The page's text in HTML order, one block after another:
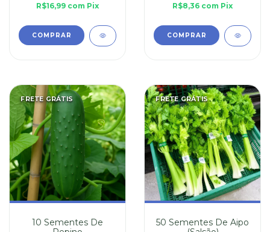
R$16,99 com Pix R$8,36 com Pix
FRETE GRÁTIS
10 Sementes De
FRETE GRÁTIS
50 Sementes De Aipo